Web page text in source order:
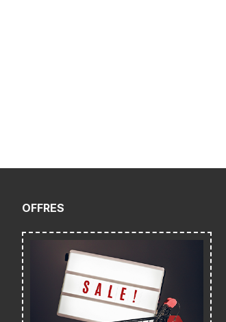
OFFRES